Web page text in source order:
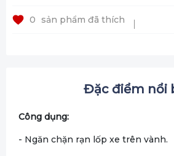
0 sản phẩm đã thích
Đặc điểm nổi
Công dụng:
- Ngăn chặn rạn lốp xe trên vành.